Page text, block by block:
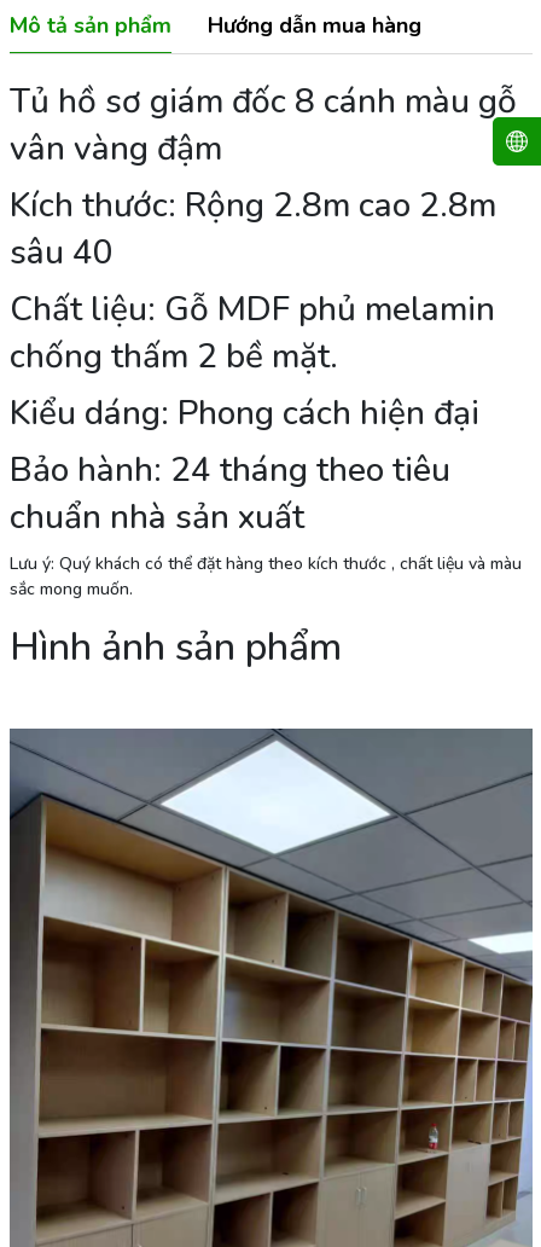
Mô tả sản phẩm Hướng dẫn mua hàng
Tủ hồ sơ giám đốc 8 cánh màu gỗ
vân vàng đậm
Kích thước: Rộng 2.8m cao 2.8m
sâu 40
Chất liệu: Gỗ MDF phủ melamin
chống thấm 2 bề mặt.
Kiểu dáng: Phong cách hiện đại
Bảo hành: 24 tháng theo tiêu
chuẩn nhà sản xuất
Lưu ý: Quý khách có thể đặt hàng theo kích thước , chất liệu và màu
sắc mong muốn.
Hình ảnh sản phẩm